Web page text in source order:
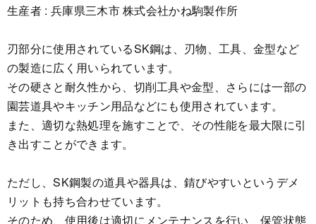
生産者 : 兵庫県三木市 株式会社かね駒製作所
刃部分に使用されているSK鋼は、刃物、工具、金型など
の製造に広く用いられています。
その硬さと耐久性から、切削工具や金型、さらには一部の
園芸道具やキッチン用品などにも使用されています。
また、適切な熱処理を施すことで、その性能を最大限に引
き出すことができます。
ただし、SK鋼製の道具や器具は、錆びやすいというデメ
リットも持ち合わせています。
そのため、使用後は適切にメンテナンスを行い、保管状態